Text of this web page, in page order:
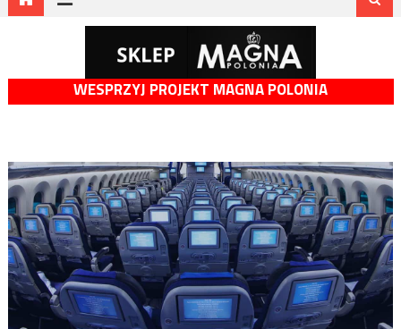
WESPRZYJ PROJEKT MAGNA POLONIA